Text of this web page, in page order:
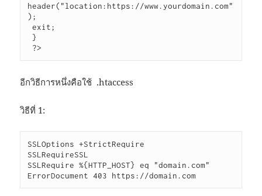
header("location:https://www.yourdomain.com"
);
exit;
}
?>
อีกวิธีการหนึ่งคือใช้ .htaccess
วิธีที่ 1:
SSLOptions +StrictRequire
SSLRequireSSL
SSLRequire %{HTTP_HOST} eq "domain.com"
ErrorDocument 403 https://domain.com